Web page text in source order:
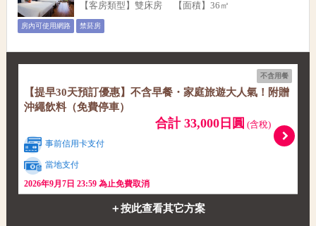
【客房類型】雙床房 【面積】36㎡
房內可使用網路 禁菸房
不含用餐
【提早30天預訂優惠】不含早餐・家庭旅遊大人氣！附贈
沖繩飲料（免費停車）
合計 33,000日圓 (含稅)
事前信用卡支付
當地支付
2026年9月7日 23:59 為止免費取消
＋按此查看其它方案